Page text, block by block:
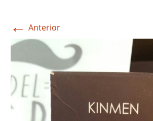
← Anterior